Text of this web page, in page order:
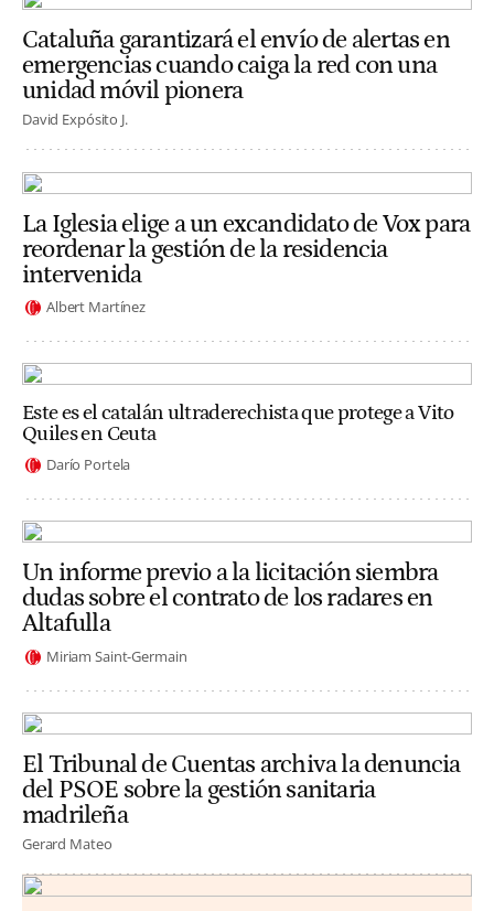
Cataluña garantizará el envío de alertas en
emergencias cuando caiga la red con una
unidad móvil pionera
David Expósito J.
La Iglesia elige a un excandidato de Vox para
reordenar la gestión de la residencia
intervenida
Albert Martínez
Este es el catalán ultraderechista que protege a Vito
Quiles en Ceuta
Darío Portela
Un informe previo a la licitación siembra
dudas sobre el contrato de los radares en
Altafulla
Miriam Saint-Germain
El Tribunal de Cuentas archiva la denuncia
del PSOE sobre la gestión sanitaria
madrileña
Gerard Mateo